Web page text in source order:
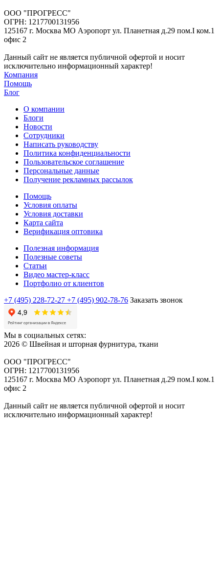
ООО "ПРОГРЕСС"
ОГРН: 1217700131956
125167 г. Москва МО Аэропорт ул. Планетная д.29 пом.I ком.1
офис 2
Данный сайт не является публичной офертой и носит
исключительно информационный характер!
Компания
Помощь
Блог
О компании
Блоги
Новости
Сотрудники
Написать руководству
Политика конфиденциальности
Пользовательское соглашение
Персональные данные
Получение рекламных рассылок
Помощь
Условия оплаты
Условия доставки
Карта сайта
Верификация оптовика
Полезная информация
Полезные советы
Статьи
Видео мастер-класс
Портфолио от клиентов
+7 (495) 228-72-27 +7 (495) 902-78-76 Заказать звонок
Мы в социальных сетях:
2026 © Швейная и шторная фурнитура, ткани
ООО "ПРОГРЕСС"
ОГРН: 1217700131956
125167 г. Москва МО Аэропорт ул. Планетная д.29 пом.I ком.1
офис 2
Данный сайт не является публичной офертой и носит
исключительно информационный характер!